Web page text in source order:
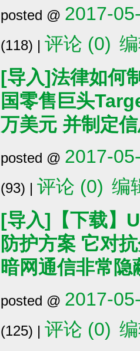
posted @ 2017-
(118) | 评论 (0)
[导入]法律如何
国零售巨头
万美元 并制定
posted @ 2017-
(93) | 评论 (0) 编
[导入]【下载】
防护方案 它对
暗网通信非常隐
posted @ 2017-
(125) | 评论 (0)